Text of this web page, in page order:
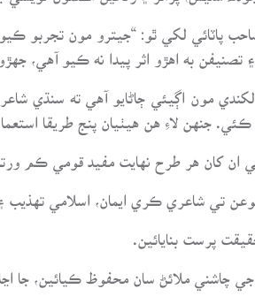
پاٽائي لکي ٿو: “جيترو مون تجربو
به اهڙو اثر پيدا نه ڪيو آهي،
مون اڳيئي ڄاڻايو آهي ته سنڌي
جنهن لاءِ هن هيٺيان پنج طريقا
ان کان هر طرح نهايت مفيد قومي ڪم
تي شاعري ڪري ايمان، اسلامي تهذيب
پرست بنايائين.
چاشني ملائڻ سان محفوظ ڪيائين، جا